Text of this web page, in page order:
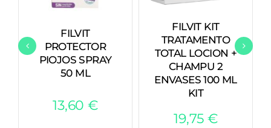
FILVIT
PROTECTOR
PIOJOS SPRAY
50 ML
13,60 €
FILVIT KIT
TRATAMENTO
TOTAL LOCION +
CHAMPU 2
ENVASES 100 ML
KIT
19,75 €